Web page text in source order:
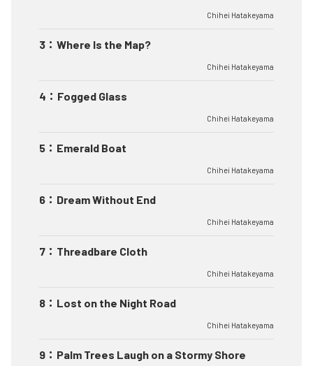
Chihei Hatakeyama
3 ： Where Is the Map?
Chihei Hatakeyama
4 ： Fogged Glass
Chihei Hatakeyama
5 ： Emerald Boat
Chihei Hatakeyama
6 ： Dream Without End
Chihei Hatakeyama
7 ： Threadbare Cloth
Chihei Hatakeyama
8 ： Lost on the Night Road
Chihei Hatakeyama
9 ： Palm Trees Laugh on a Stormy Shore